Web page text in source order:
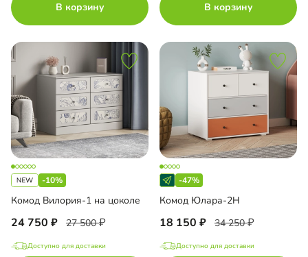
В корзину В корзину
-10%
Комод Вилория-1 на цоколе
24 750 27 500
Доступно для доставки
-47%
Комод Юлара-2Н
18 150 34 250
Доступно для доставки